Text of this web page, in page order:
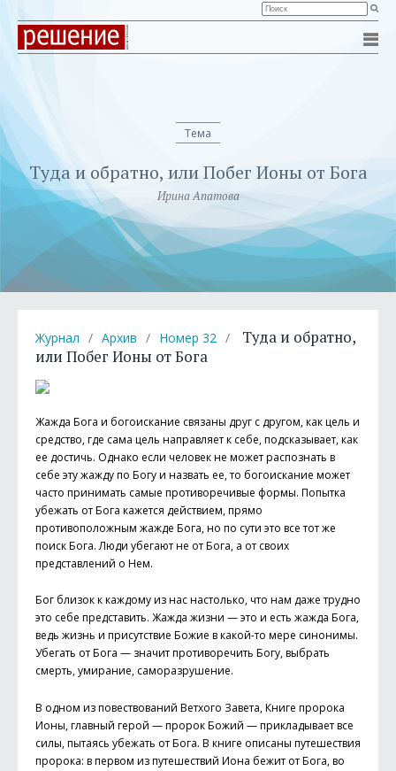
Тема
Туда и обратно, или Побег Ионы от Бога
Ирина Апатова
Журнал / Архив / Номер 32 /
Туда и обратно,
или Побег Ионы от Бога
Жажда Бога и богоискание связаны друг с другом, как цель и
средство, где сама цель направляет к себе, подсказывает, как
ее достичь. Однако если человек не может распознать в
себе эту жажду по Богу и назвать ее, то богоискание может
часто принимать самые противоречивые формы. Попытка
убежать от Бога кажется действием, прямо
противоположным жажде Бога, но по сути это все тот же
поиск Бога. Люди убегают не от Бога, а от своих
представлений о Нем.
Бог близок к каждому из нас настолько, что нам даже трудно
это себе представить. Жажда жизни — это и есть жажда Бога,
ведь жизнь и присутствие Божие в какой-то мере синонимы.
Убегать от Бога — значит противоречить Богу, выбрать
смерть, умирание, саморазрушение.
В одном из повествований Ветхого Завета, Книге пророка
Ионы, главный герой — пророк Божий — прикладывает все
силы, пытаясь убежать от Бога. В книге описаны путешествия
пророка: в первом из путешествий Иона бежит от Бога, во